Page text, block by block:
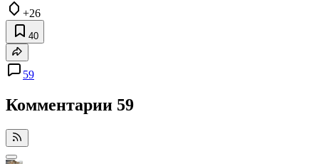
+26
40
59
Комментарии 59